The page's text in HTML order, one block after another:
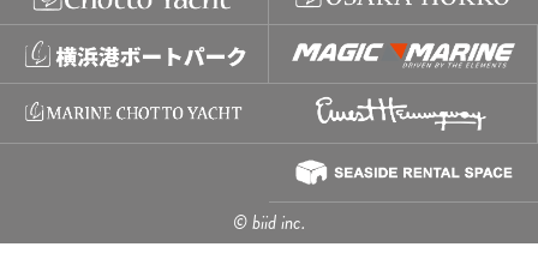
© biid inc.